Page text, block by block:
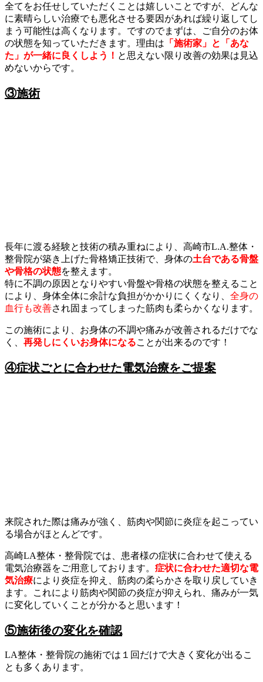
全てをお任せしていただくことは嬉しいことですが、どんな
に素晴らしい治療でも悪化させる要因があれば繰り返してし
まう可能性は高くなります。ですのでまずは、ご自分のお体
の状態を知っていただきます。理由は 「施術家」と「あな
た」が一緒に良くしよう！ と思えない限り改善の効果は見込
めないからです。
③施術
長年に渡る経験と技術の積み重ねにより、高崎市L.A.整体・
整骨院が築き上げた骨格矯正技術で、身体の土台である骨盤
や骨格の状態を整えます。
特に不調の原因となりやすい骨盤や骨格の状態を整えること
により、身体全体に余計な負担がかかりにくくなり、 全身の
血行も改善され固まってしまった筋肉も柔らかくなります。
この施術により、お身体の不調や痛みが改善されるだけでな
く、 再発しにくいお身体になることが出来るのです！
④症状ごとに合わせた電気治療をご提案
来院された際は痛みが強く、筋肉や関節に炎症を起こってい
る場合がほとんどです。
高崎LA整体・整骨院では、患者様の症状に合わせて使える
電気治療器をご用意しております。 症状に合わせた適切な電
気治療により炎症を抑え、筋肉の柔らかさを取り戻していき
ます。これにより筋肉や関節の炎症が抑えられ、痛みが一気
に変化していくことが分かると思います！
⑤施術後の変化を確認
LA整体・整骨院の施術では１回だけで大きく変化が出るこ
とも多くあります。